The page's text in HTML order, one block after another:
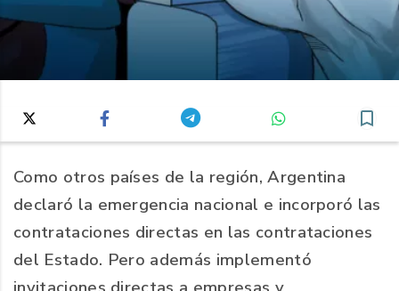
Como otros países de la región, Argentina
declaró la emergencia nacional e incorporó las
contrataciones directas en las contrataciones
del Estado. Pero además implementó